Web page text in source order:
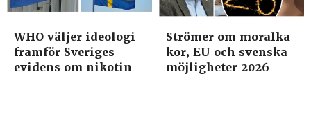
WHO väljer ideologi
framför Sveriges
evidens om nikotin
Strömer om moralka
kor, EU och svenska
möjligheter 2026